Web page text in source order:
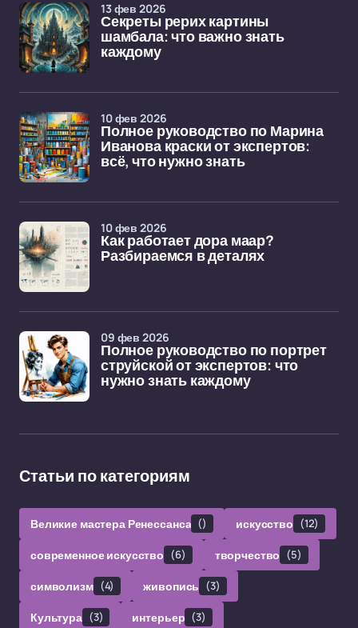
Секреты рерих картины
шамбала: что важно знать
каждому
13 фев 2026
Полное руководство по Марина
Иванова краски от экспертов:
всё, что нужно знать
10 фев 2026
Как работает дора маар?
Разбираемся в деталях
10 фев 2026
Полное руководство по портрет
струйской от экспертов: что
нужно знать каждому
09 фев 2026
Статьи по категориям
Великие мастера Ренессанса () искусство (12)
современное искусство (6) творчество (5)
символизм (4) живопись (3)
Культура (3) интерьер (3)